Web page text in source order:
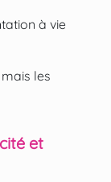
à vie
les
et